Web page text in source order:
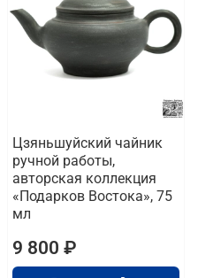
Цзяньшуйский чайник
ручной работы,
авторская коллекция
«Подарков Востока», 75
мл
9 800 ₽